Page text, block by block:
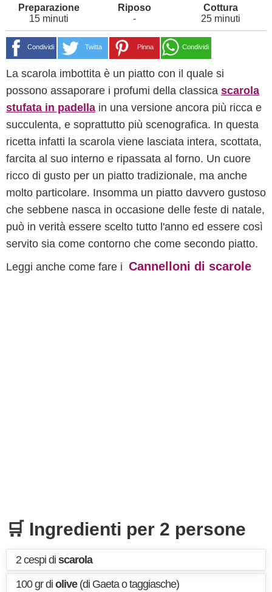
15 minuti - 25 minuti
Condividi Twitta Pinna Condividi
La scarola imbottita è un piatto con il quale si
possono assaporare i profumi della classica scarola
stufata in padella in una versione ancora più ricca e
succulenta, e soprattutto più scenografica. In questa
ricetta infatti la scarola viene lasciata intera, scottata,
farcita al suo interno e ripassata al forno. Un cuore
ricco di gusto per un piatto tradizionale, ma anche
molto particolare. Insomma un piatto davvero gustoso
che sebbene nasca in occasione delle feste di natale,
può in verità essere scelto tutto l'anno ed essere così
servito sia come contorno che come secondo piatto.
Leggi anche come fare i Cannelloni di scarole
🛒 Ingredienti per 2 persone
2 cespi di scarola
100 gr di olive(di Gaeta o taggiasche)